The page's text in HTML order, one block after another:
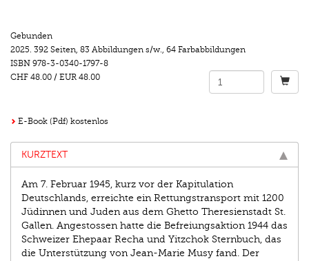
Gebunden
2025. 392 Seiten, 83 Abbildungen s/w., 64 Farbabbildungen
ISBN 978-3-0340-1797-8
CHF 48.00 / EUR 48.00
E-Book (Pdf) kostenlos
KURZTEXT
Am 7. Februar 1945, kurz vor der Kapitulation
Deutschlands, erreichte ein Rettungstransport mit 1200
Jüdinnen und Juden aus dem Ghetto Theresienstadt St.
Gallen. Angestossen hatte die Befreiungsaktion 1944 das
Schweizer Ehepaar Recha und Yitzchok Sternbuch, das
die Unterstützung von Jean-Marie Musy fand. Der